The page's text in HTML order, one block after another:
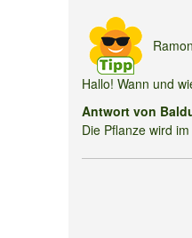
it
Easy®
Hallo! Wann und
Antwort von
Die Pflanze wird